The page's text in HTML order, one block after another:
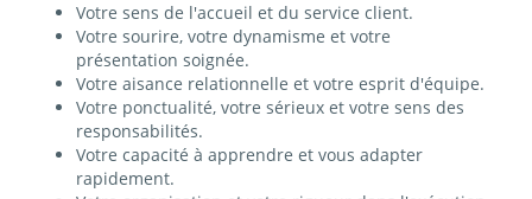
Votre sens de l'accueil et du service client.
Votre sourire, votre dynamisme et votre
présentation soignée.
Votre aisance relationnelle et votre esprit d'équipe.
Votre ponctualité, votre sérieux et votre sens des
responsabilités.
Votre capacité à apprendre et vous adapter
rapidement.